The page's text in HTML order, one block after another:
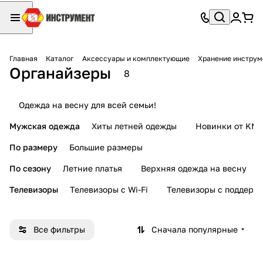
Главная Каталог Аксессуары и комплектующие Хранение
Органайзеры 8
Одежда на весну для всей семьи!
Мужская одежда Хиты летней одежды Новинки от KMI
По размеру Большие размеры
По сезону Летние платья Верхняя одежда на весну
Телевизоры Телевизоры с Wi-Fi Телевизоры с
Все фильтры Сначала популярные